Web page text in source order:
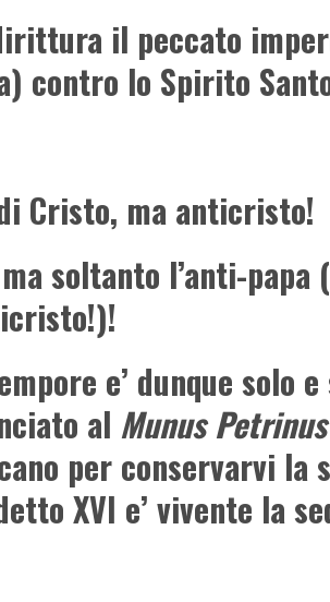
il peccato
contro lo Spirito
Cristo, ma anticristo!
soltanto l’anti-papa
e’ dunque solo
al Munus Petrinus
per conservarvi la
XVI e’ vivente la